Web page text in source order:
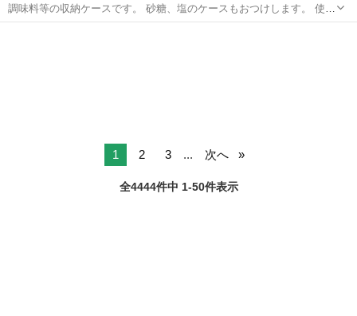
調味料等の収納ケースです。 砂糖、塩のケースもおつけします。 使用
期間も短い為美品で綺麗です。
1 2 3 ... 次へ
全4444件中 1-50件表示